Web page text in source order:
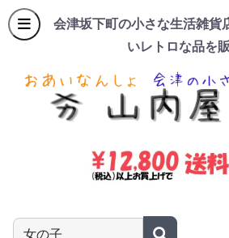
会津坂下町の小さな生活雑貨
いレトロな品を
商品名やキーワードを入力